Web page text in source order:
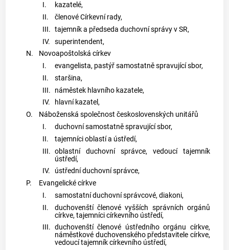
I.
kazatelé,
II.
členové Církevní rady,
III. tajemník a předseda duchovní správy v SR,
IV. superintendent,
N.
Novoapoštolská církev
I.
evangelista, pastýř samostatně spravující sbor,
II.
staršina,
III. náměstek hlavního kazatele,
IV.
hlavní kazatel,
O.
Náboženská společnost československých unitářů
I.
duchovní samostatně spravující sbor,
II.
tajemníci oblastí a ústředí,
III. oblastní duchovní správce, vedoucí tajemník
ústředí,
IV.
ústřední duchovní správce,
P.
Evangelické církve
I.
samostatní duchovní správcové, diakoni,
II.
duchovenští členové vyšších správních orgánů
církve, tajemníci církevního ústředí,
III. duchovenští členové ústředního orgánu církve,
náměstkové duchovenského představitele církve,
vedoucí tajemník církevního ústředí,